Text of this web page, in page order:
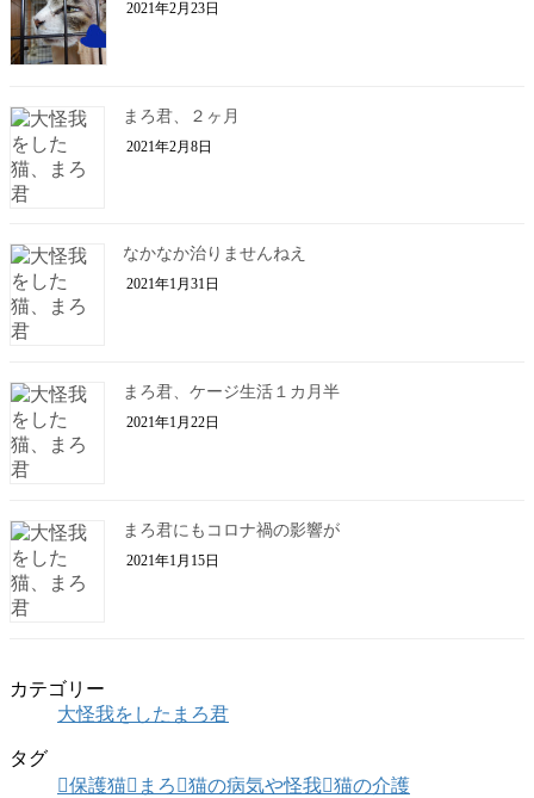
2021年2月23日
まろ君、２ヶ月
2021年2月8日
なかなか治りませんねえ
2021年1月31日
まろ君、ケージ生活１カ月半
2021年1月22日
まろ君にもコロナ禍の影響が
2021年1月15日
カテゴリー
大怪我をしたまろ君
タグ
保護猫
まろ 猫の病気や怪我 猫の介護